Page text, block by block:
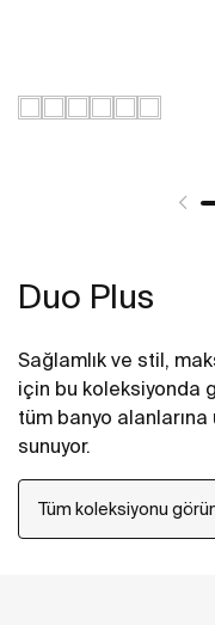
Duo Plus
Sağlamlık ve stil,
için bu koleksiyonda
tüm banyo
sunuyor.
Tüm koleksiyonu